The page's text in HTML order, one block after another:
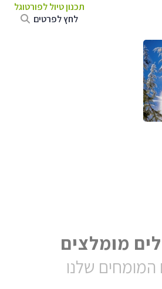
תכנון טיול לפורטוגל
לחץ לפרטים
מומלצים
שלנו